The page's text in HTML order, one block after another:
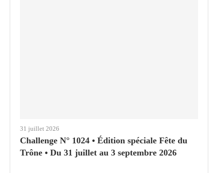
31 juillet 2026
Challenge N° 1024 • Édition spéciale Fête du
Trône • Du 31 juillet au 3 septembre 2026